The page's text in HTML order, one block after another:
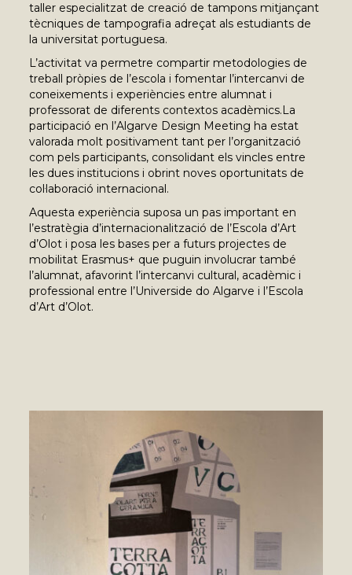
taller especialitzat de creació de tampons mitjançant
tècniques de tampografia adreçat als estudiants de
la universitat portuguesa.
L’activitat va permetre compartir metodologies de
treball pròpies de l’escola i fomentar l’intercanvi de
coneixements i experiències entre alumnat i
professorat de diferents contextos acadèmics.La
participació en l’Algarve Design Meeting ha estat
valorada molt positivament tant per l’organització
com pels participants, consolidant els vincles entre
les dues institucions i obrint noves oportunitats de
col·laboració internacional.
Aquesta experiència suposa un pas important en
l’estratègia d’internacionalització de l’Escola d’Art
d’Olot i posa les bases per a futurs projectes de
mobilitat Erasmus+ que puguin involucrar també
l’alumnat, afavorint l’intercanvi cultural, acadèmic i
professional entre l’Universide do Algarve i l’Escola
d’Art d’Olot.